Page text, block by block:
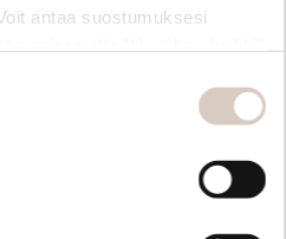
antaa suostumuksesi
-linkin kautta.